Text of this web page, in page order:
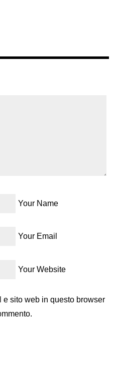
Your Name
Your Email
Your Website
e sito web in questo browser